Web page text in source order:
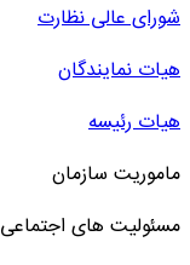
شورای عالی نظارت
هیات نمایندگان
هیات رئیسه
ماموریت سازمان
مسئولیت های اجتماعی